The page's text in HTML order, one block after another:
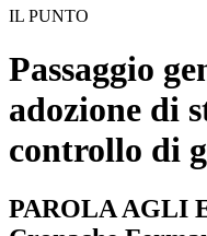
IL PUNTO
Passaggio
adozione di
controllo di
PAROLA AGLI